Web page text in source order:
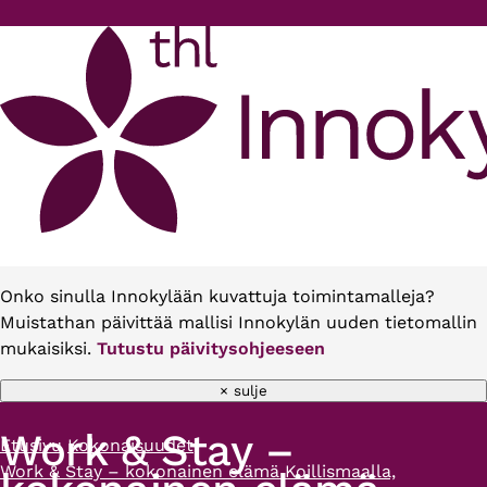
Onko sinulla Innokylään kuvattuja toimintamalleja?
Muistathan päivittää mallisi Innokylän uuden tietomallin
mukaisiksi. Tutustu päivitysohjeeseen
× sulje
Murupolku
Etusivu Kokonaisuudet
Work & Stay – kokonainen elämä Koillismaalla,
Work & Stay –